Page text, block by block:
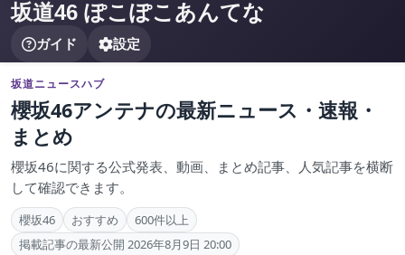
坂道46 ぽこぽこあんてな
ガイド 設定
坂道ニュースハブ
櫻坂46アンテナの最新ニュース・速報・
まとめ
櫻坂46に関する公式発表、動画、まとめ記事、人気記事を横断
して確認できます。
櫻坂46 おすすめ
600件以上
掲載記事の最新公開 2026年8月9日 20:00